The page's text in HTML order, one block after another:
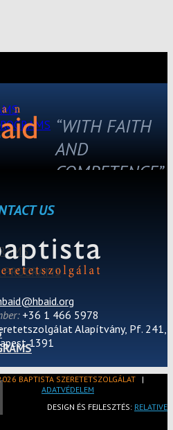
“WITH FAITH
AND
COMPETENCE”
US
+36 1 466 5978
Alapítvány, Pf. 241,
1391
BAPTISTA SZERETETSZOLGÁLAT |
ADATVÉDELEM
DESIGN ÉS FEJLESZTÉS: RELATIVE